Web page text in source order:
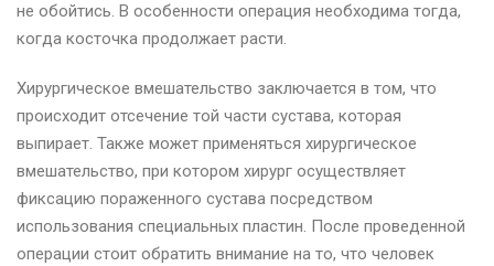
не обойтись. В особенности операция необходима тогда,
когда косточка продолжает расти.
Хирургическое вмешательство заключается в том, что
происходит отсечение той части сустава, которая
выпирает. Также может применяться хирургическое
вмешательство, при котором хирург осуществляет
фиксацию пораженного сустава посредством
использования специальных пластин. После проведенной
операции стоит обратить внимание на то, что человек